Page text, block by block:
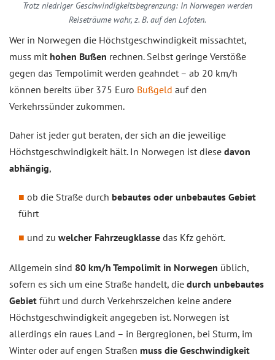
Trotz niedriger Geschwindigkeitsbegrenzung: In Norwegen werden
Reiseträume wahr, z. B. auf den Lofoten.
Wer in Norwegen die Höchstgeschwindigkeit missachtet,
muss mit hohen Bußen rechnen. Selbst geringe Verstöße
gegen das Tempolimit werden geahndet – ab 20 km/h
können bereits über 375 Euro Bußgeld auf den
Verkehrssünder zukommen.
Daher ist jeder gut beraten, der sich an die jeweilige
Höchstgeschwindigkeit hält. In Norwegen ist diese davon
abhängig,
ob die Straße durch bebautes oder unbebautes Gebiet
führt
und zu welcher Fahrzeugklasse das Kfz gehört.
Allgemein sind 80 km/h Tempolimit in Norwegen üblich,
sofern es sich um eine Straße handelt, die durch unbebautes
Gebiet führt und durch Verkehrszeichen keine andere
Höchstgeschwindigkeit angegeben ist. Norwegen ist
allerdings ein raues Land – in Bergregionen, bei Sturm, im
Winter oder auf engen Straßen muss die Geschwindigkeit